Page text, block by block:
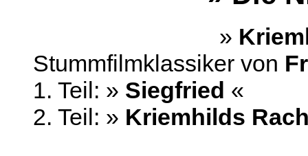
»
Stummfilmklassiker von
1. Teil: » Siegfried «
2. Teil: » Kriemhilds